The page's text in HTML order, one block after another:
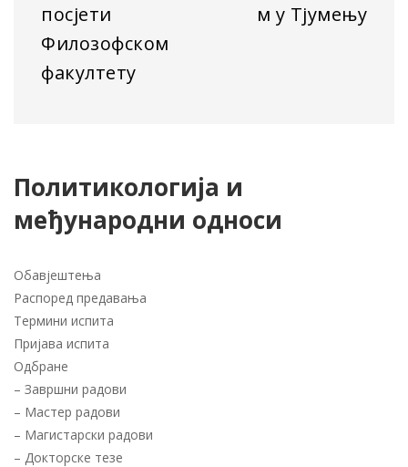
посјети
Филозофском
факултету
м у Тјумењу
Политикологија и
међународни односи
Обавјештења
Распоред предавања
Термини испита
Пријава испита
Одбране
– Завршни радови
– Мастер радови
– Магистарски радови
– Докторске тезе